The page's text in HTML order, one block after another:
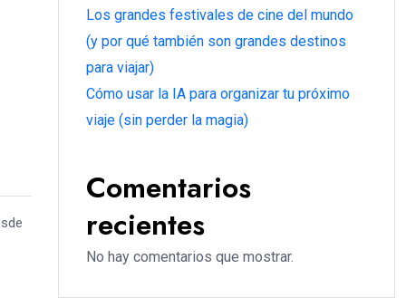
Los grandes festivales de cine del mundo
(y por qué también son grandes destinos
para viajar)
Cómo usar la IA para organizar tu próximo
viaje (sin perder la magia)
Comentarios
recientes
No hay comentarios que mostrar.